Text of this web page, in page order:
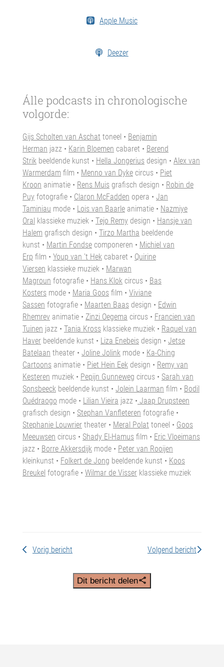
Apple Music
Deezer
Álle podcasts in chronologische
volgorde:
Gijs Scholten van Aschat toneel • Benjamin
Herman jazz • Karin Bloemen cabaret • Berend
Strik beeldende kunst • Hella Jongerius design • Alex van
Warmerdam film • Menno van Dykecircus • Piet
Kroon animatie • Rens Muis grafisch design • Robin de
Puyfotografie • Claron McFadden opera • Jan
Taminiau mode • Lois van Baarle animatie • Nazmiye
Oral klassieke muziek • Tejo Remy design • Hansje van
Halem grafisch design • Tirzo Martha beeldende
kunst • Martin Fondsecomponeren • Michiel van
Erp film • Youp van ’t Hek cabaret • Quirine
Viersen klassieke muziek • Marwan
Magroun fotografie • Hans Klok circus • Bas
Kosters mode • Maria Goosfilm • Viviane
Sassen fotografie • Maarten Baas design • Edwin
Rhemrev animatie • Zinzi Oegema circus • Francien van
Tuinen jazz • Tania Kross klassieke muziek • Raquel van
Haver beeldende kunst • Liza Enebeis design • Jetse
Batelaan theater • Joline Jolink mode • Ka-Ching
Cartoons animatie • Piet Hein Eek design • Remy van
Kesteren muziek • Pepijn Gunneweg circus • Sarah van
Sonsbeeck beeldende kunst • Jolein Laarman film • Bodil
Ouédraogo mode • Lilian Vieira jazz • Jaap Drupsteen
grafisch design • Stephan Vanfleteren fotografie •
Stephanie Louwriertheater • Meral Polat toneel • Goos
Meeuwsen circus • Shady El-Hamusfilm • Eric Vloeimans
jazz • Borre Akkersdijk mode • Peter van Rooijen
kleinkunst • Folkert de Jong beeldende kunst • Koos
Breukel fotografie • Wilmar de Visser klassieke muziek
Vorig bericht Volgend bericht
Dit bericht delen